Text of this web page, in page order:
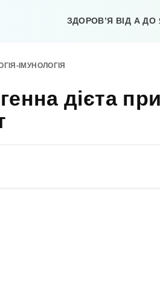
ЗДОРОВ’Я ВІД А ДО
ІМУНОЛОГІЯ
дієта